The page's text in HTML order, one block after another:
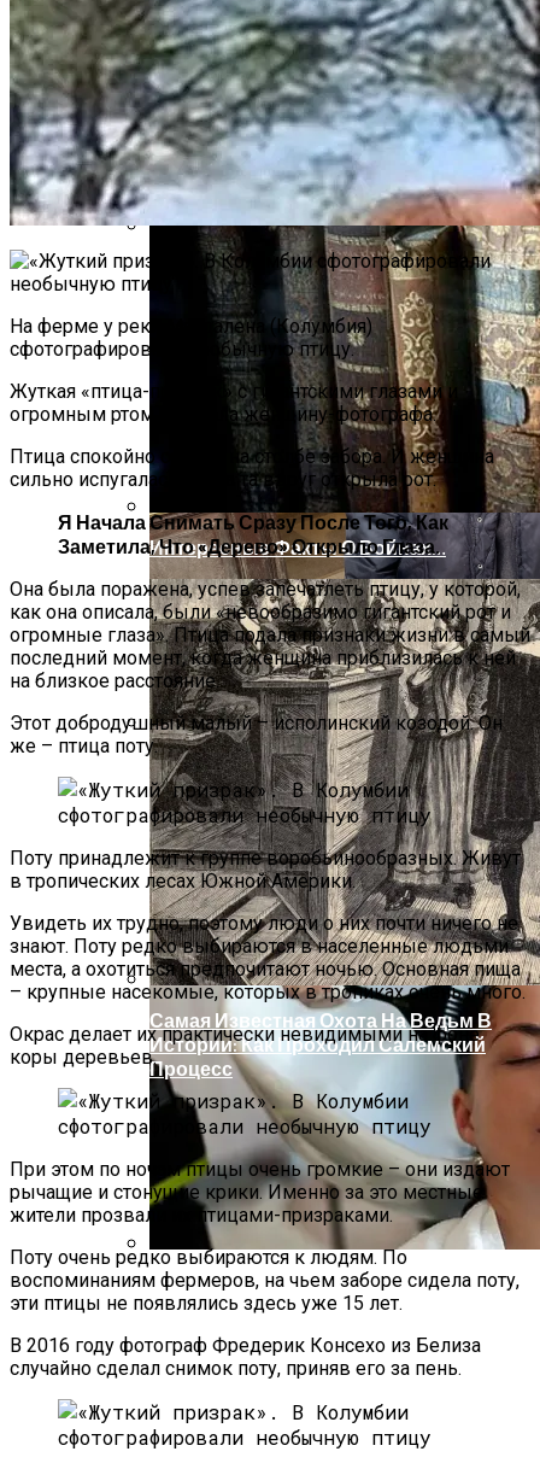
Ваша Любовь К Оранжевому: Глоток
Энергии Или Сигнал Уставшей Души
Женская Зимняя Обувь: 5 Стильных
Моделей, За Которыми
Выстраиваются В Очереди
Лунный Календарь Окрашивания
Волос На Октябрь 2025 Года
Сергей Марков — О Тайном Цифровом
Суде И Угрозах Искусственного
Интеллекта
Интересные Факты О Войнах…
Самая Известная Охота На Ведьм В
Истории: Как Проходил Салемский
Процесс
На ферме у реки Магдалена (Колумбия)
сфотографировали необычную птицу.
Жуткая «птица-призрак» с гигантскими глазами и
огромным ртом напугала женщину-фотографа.
Птица спокойно сидела на столбе забора. И женщина
сильно испугалась когда та вдруг открыла рот.
Я Начала Снимать Сразу После Того, Как
Заметила, Что «дерево» Открыло Глаза.
Она была поражена, успев запечатлеть птицу, у которой,
как она описала, были «невообразимо гигантский рот и
огромные глаза». Птица подала признаки жизни в самый
последний момент, когда женщина приблизилась к ней
на близкое расстояние.
Этот добродушный малый – исполинский козодой. Он
же – птица поту.
Поту принадлежит к группе воробьинообразных. Живут
в тропических лесах Южной Америки.
Увидеть их трудно, поэтому люди о них почти ничего не
знают. Поту редко выбираются в населенные людьми
места, а охотиться предпочитают ночью. Основная пища
– крупные насекомые, которых в тропиках очень много.
Окрас делает их практически невидимыми на фоне
коры деревьев.
При этом по ночам птицы очень громкие – они издают
рычащие и стонущие крики. Именно за это местные
жители прозвали их птицами-призраками.
Поту очень редко выбираются к людям. По
воспоминаниям фермеров, на чьем заборе сидела поту,
эти птицы не появлялись здесь уже 15 лет.
В 2016 году фотограф Фредерик Консехо из Белиза
случайно сделал снимок поту, приняв его за пень.